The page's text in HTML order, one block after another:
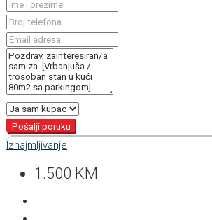
Pošalji poruku
Iznajmljivanje
1.500 KM